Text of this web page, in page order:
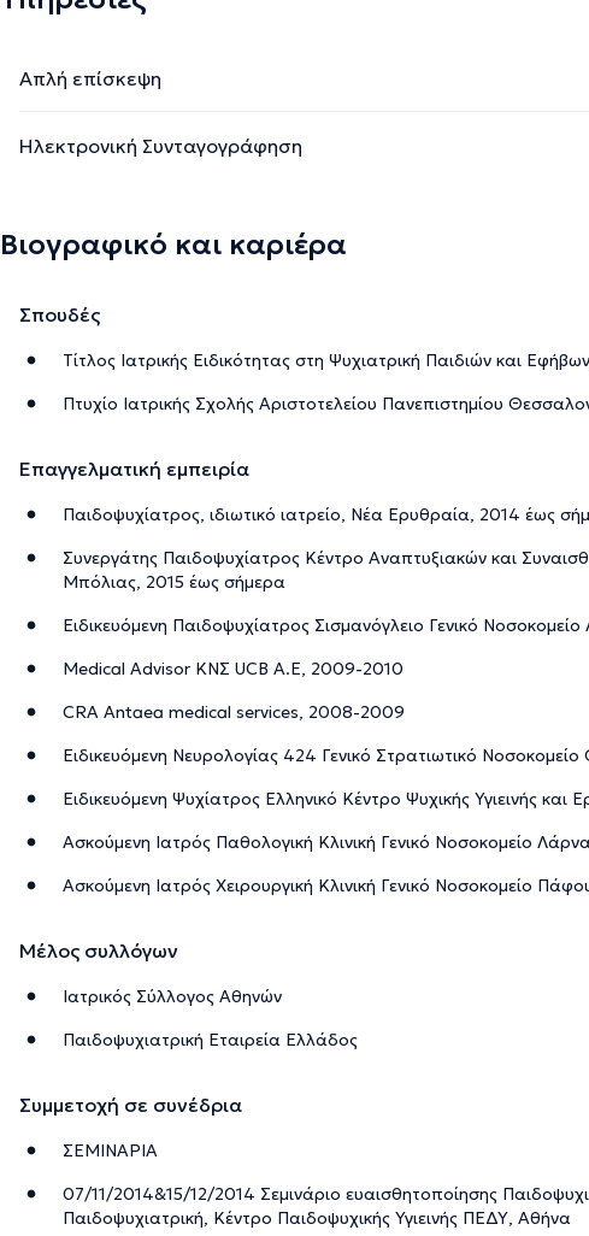
Απλή επίσκεψη
Ηλεκτρονική Συνταγογράφηση
Βιογραφικό και καριέρα
Σπουδές
Τίτλος Ιατρικής Ειδικότητας στη Ψυχιατρική Παιδιών και
Πτυχίο Ιατρικής Σχολής Αριστοτελείου Πανεπιστημίου
Επαγγελματική εμπειρία
Παιδοψυχίατρος, ιδιωτικό ιατρείο, Νέα Ερυθραία, 2014 έως
Συνεργάτης Παιδοψυχίατρος Κέντρο Αναπτυξιακών και
Μπόλιας, 2015 έως σήμερα
Ειδικευόμενη Παιδοψυχίατρος Σισμανόγλειο Γενικό
Medical Advisor ΚΝΣ UCB A.E, 2009-2010
CRA Antaea medical services, 2008-2009
Ειδικευόμενη Νευρολογίας 424 Γενικό Στρατιωτικό
Ειδικευόμενη Ψυχίατρος Ελληνικό Κέντρο Ψυχικής Υγιεινής
Ασκούμενη Ιατρός Παθολογική Κλινική Γενικό Νοσοκομείο
Ασκούμενη Ιατρός Χειρουργική Κλινική Γενικό Νοσοκομείο
Μέλος συλλόγων
Ιατρικός Σύλλογος Αθηνών
Παιδοψυχιατρική Εταιρεία Ελλάδος
Συμμετοχή σε συνέδρια
ΣΕΜΙΝΑΡΙΑ
07/11/2014&15/12/2014 Σεμινάριο ευαισθητοποίησης
Παιδοψυχιατρική, Κέντρο Παιδοψυχικής Υγιεινής ΠΕΔΥ, Αθήνα